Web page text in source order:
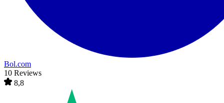
Bol.com
10 Reviews
8,8